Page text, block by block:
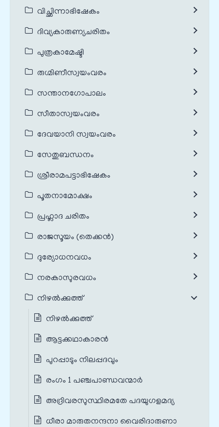
വിച്ഛിന്നാഭിഷേകം
ദിവ്യകാരുണ്യചരിതം
പുത്രകാമേഷ്ടി
രുഗ്മിണീസ്വയംവരം
സന്താനഗോപാലം
സീതാസ്വയംവരം
ദേവയാനി സ്വയംവരം
സേതുബന്ധനം
ശ്രീരാമപട്ടാഭിഷേകം
പൂതനാമോക്ഷം
പ്രഹ്ലാദ ചരിതം
രാജസൂയം (തെക്കൻ)
ദുര്യോധനവധം
നരകാസുരവധം
നിഴൽക്കുത്ത്
നിഴൽക്കുത്ത്
ആട്ടക്കഥാകാരൻ
പുറപ്പാടും നിലപ്പദവും
രംഗം 1 പഞ്ചപാണ്ഡവന്മാർ
അദ്രിവരസുസ്ഥിരമതേ പദയുഗളമദ്യ
ധീരാ മാരുതനന്ദനാ വൈരിദാരുണാ